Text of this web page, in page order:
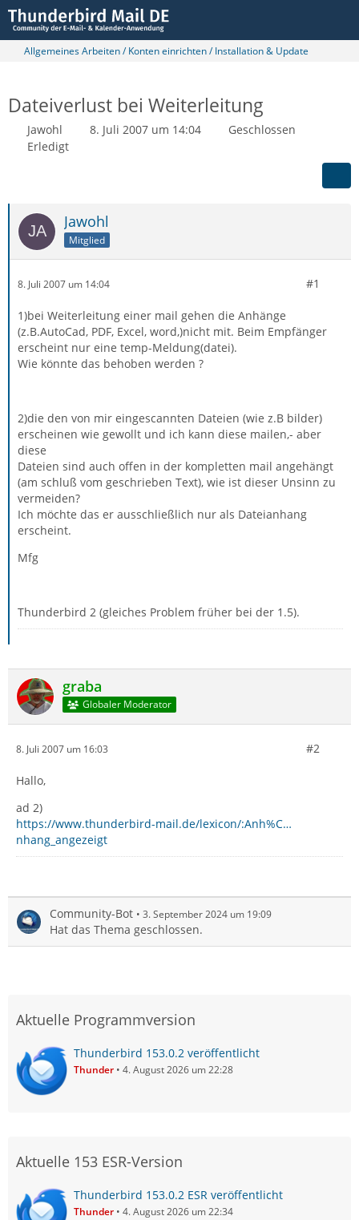
Allgemeines Arbeiten / Konten einrichten / Installation & Update
Dateiverlust bei Weiterleitung
Jawohl 8. Juli 2007 um 14:04
Geschlossen
Erledigt
Jawohl
Mitglied
8. Juli 2007 um 14:04 #1
1)bei Weiterleitung einer mail gehen die Anhänge
(z.B.AutoCad, PDF, Excel, word,)nicht mit. Beim Empfänger
erscheint nur eine temp-Meldung(datei).
Wie könnte das behoben werden ?
2)die den von mir eingescannten Dateien (wie z.B bilder)
erscheinen wie gewollt und ich kann diese mailen,- aber
diese
Dateien sind auch offen in der kompletten mail angehängt
(am schluß vom geschrieben Text), wie ist dieser Unsinn zu
vermeiden?
Ich möchte das er ausschließlich nur als Dateianhang
erscheint.
Mfg
Thunderbird 2 (gleiches Problem früher bei der 1.5).
graba
Globaler Moderator
8. Juli 2007 um 16:03 #2
Hallo,
ad 2)
https://www.thunderbird-mail.de/lexicon/:Anh%C…
nhang_angezeigt
Community-Bot 3. September 2024 um 19:09
Hat das Thema geschlossen.
Aktuelle Programmversion
Thunderbird 153.0.2 veröffentlicht
Thunder 4. August 2026 um 22:28
Aktuelle 153 ESR-Version
Thunderbird 153.0.2 ESR veröffentlicht
Thunder 4. August 2026 um 22:34